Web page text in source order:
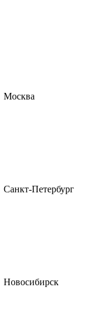
Москва
Санкт-Петербург
Новосибирск